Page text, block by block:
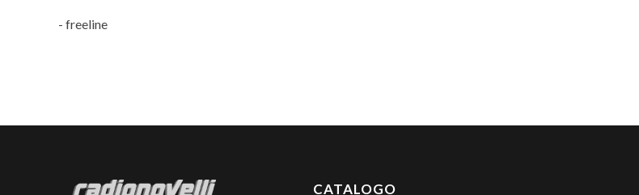
- freeline
CATALOGO